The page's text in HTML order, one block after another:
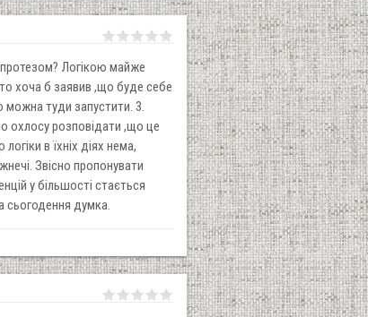
Логікою майже
хоча б заявив ,що буде себе
можна туди запустити. 3.
охлосу розповідати ,що це
в їхніх діях нема,
Звісно пропонувати
у більшості стається
сьогодення думка.